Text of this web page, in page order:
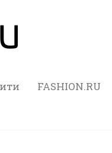
FASHION.RU